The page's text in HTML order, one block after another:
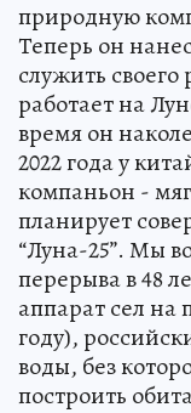
природную
Теперь он
служить
работает на
время он
2022 года у
компаньон -
планирует
“Луна-25”. Мы
перерыва в 48
аппарат сел на
году),
воды, без
построить